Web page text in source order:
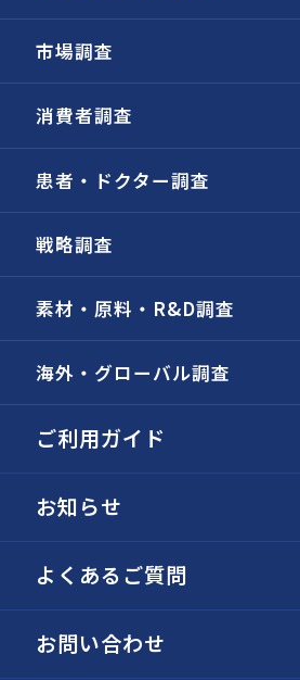
市場調査
消費者調査
患者・ドクター調査
戦略調査
素材・原料・R&D調査
海外・グローバル調査
ご利用ガイド
お知らせ
よくあるご質問
お問い合わせ